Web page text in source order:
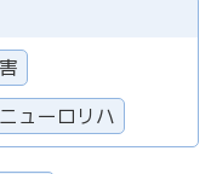
ューロリハ